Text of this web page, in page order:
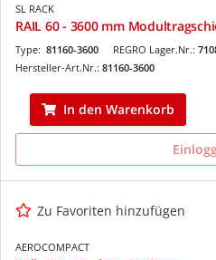
SL RACK
RAIL 60 - 3600 mm
REGRO Lager.Nr.:
Type: 81160-3600
Hersteller-Art.Nr.: 81160-3600
In den Warenkorb
Zu Favoriten hinzufügen
AEROCOMPACT